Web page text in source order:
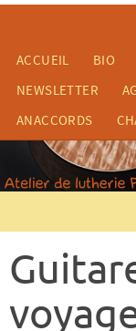
ACCUEIL BIO
NEWSLETTER
ANACCORDS